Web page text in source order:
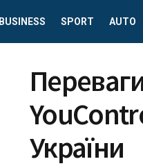
BUSINESS SPORT AUTO
України